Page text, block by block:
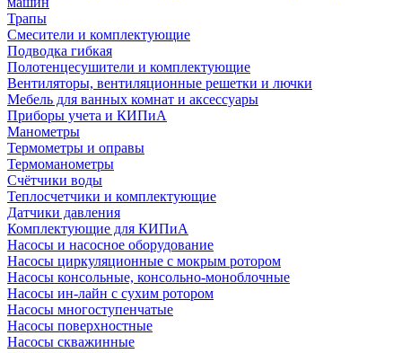
Трапы
Смесители и комплектующие
Подводка гибкая
Полотенцесушители и комплектующие
Вентиляторы, вентиляционные решетки и лючки
Мебель для ванных комнат и аксессуары
Приборы учета и КИПиА
Манометры
Термометры и оправы
Термоманометры
Счётчики воды
Теплосчетчики и комплектующие
Датчики давления
Комплектующие для КИПиА
Насосы и насосное оборудование
Насосы циркуляционные с мокрым ротором
Насосы консольные, консольно-моноблочные
Насосы ин-лайн с сухим ротором
Насосы многоступенчатые
Насосы поверхностные
Насосы скважинные